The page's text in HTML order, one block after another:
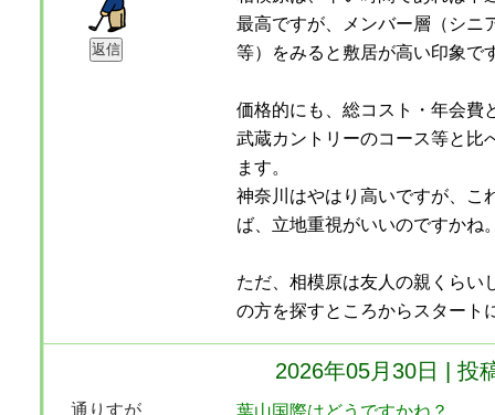
最高ですが、メンバー層（シニ
等）をみると敷居が高い印象で
価格的にも、総コスト・年会費
武蔵カントリーのコース等と比
ます。
神奈川はやはり高いですが、こ
ば、立地重視がいいのですかね
ただ、相模原は友人の親くらい
の方を探すところからスタート
2026年05月30日 | 投
通りすが 葉山国際はどうですかね？